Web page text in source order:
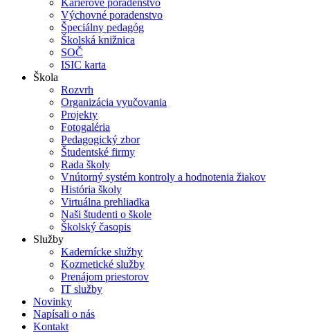
Výchovné poradenstvo
Špeciálny pedagóg
Školská knižnica
SOČ
ISIC karta
Škola
Rozvrh
Organizácia vyučovania
Projekty
Fotogaléria
Pedagogický zbor
Študentské firmy
Rada školy
Vnútorný systém kontroly a hodnotenia žiakov
História školy
Virtuálna prehliadka
Naši študenti o škole
Školský časopis
Služby
Kadernícke služby
Kozmetické služby
Prenájom priestorov
IT služby
Novinky
Napísali o nás
Kontakt